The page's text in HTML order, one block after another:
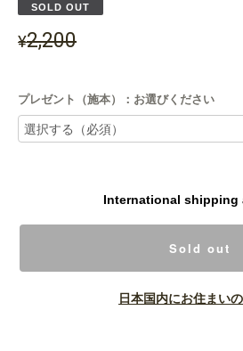
SOLD OUT
¥2,200
プレゼント（施本）：お選びください
International shipping
Sold out
日本国内にお住まい